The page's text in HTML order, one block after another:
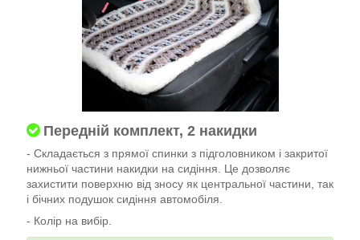
Передній комплект, 2 накидки
- Складається з прямої спинки з підголовником і закритої
нижньої частини накидки на сидіння. Це дозволяє
захистити поверхню від зносу як центральної частини, так
і бічних подушок сидіння автомобіля.
- Колір на вибір.